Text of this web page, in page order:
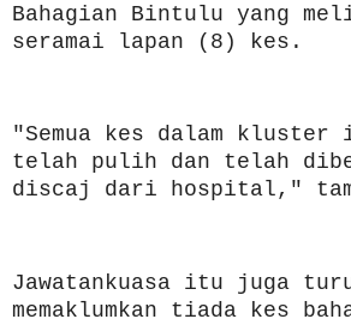
Bahagian Bintulu yang
seramai lapan (8) kes.
"Semua kes dalam
telah pulih dan telah
discaj dari hospital,"
Jawatankuasa itu juga
memaklumkan tiada kes